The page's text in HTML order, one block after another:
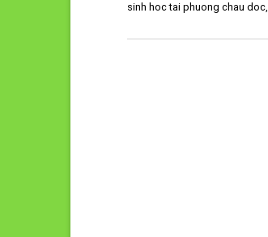
sinh hoc tai phuong chau doc,